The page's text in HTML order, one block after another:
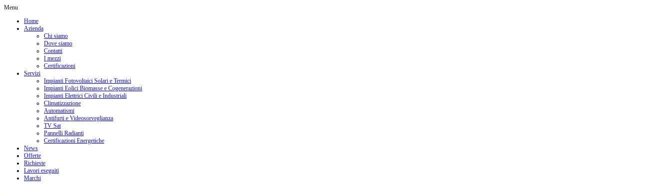
Menu
Home
Azienda
Chi siamo
Dove siamo
Contatti
I mezzi
Certificazioni
Servizi
Impianti Fotovoltaici Solari e Termici
Impianti Eolici Biomasse e Cogenerazioni
Impianti Elettrici Civili e Industriali
Climatizzazione
Automatismi
Antifurti e Videosorveglianza
TV Sat
Pannelli Radianti
Certificazioni Energetiche
News
Offerte
Richieste
Lavori eseguiti
Marchi